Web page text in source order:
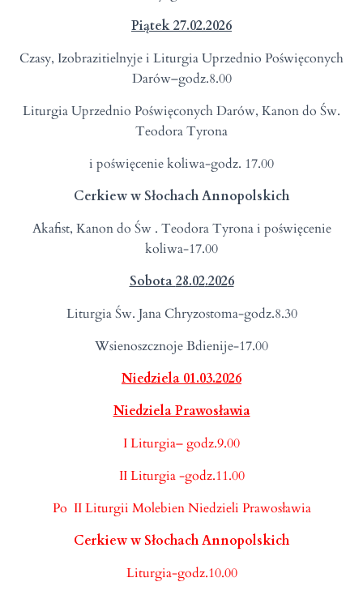
Piątek27.02.2026
Czasy, Izobrazitielnyje i Liturgia Uprzednio Poświęconych
Darów–godz.8.00
Liturgia Uprzednio Poświęconych Darów, Kanon do Św.
Teodora Tyrona
i poświęcenie koliwa-godz. 17.00
Cerkiew w Słochach Annopolskich
Akafist, Kanon do Św . Teodora Tyrona i poświęcenie
koliwa-17.00
Sobota28.02.2026
Liturgia Św. Jana Chryzostoma-godz.8.30
Wsienoszcznoje Bdienije-17.00
Niedziela 01.03.2026
Niedziela Prawosławia
I Liturgia– godz.9.00
II Liturgia -godz.11.00
Po II Liturgii Molebien Niedzieli Prawosławia
Cerkiew w Słochach Annopolskich
Liturgia-godz.10.00